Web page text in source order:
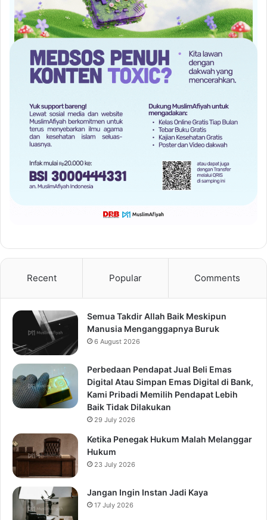
Recent Popular Comments
Semua Takdir Allah Baik Meskipun
Manusia Menganggapnya Buruk
6 August 2026
Perbedaan Pendapat Jual Beli Emas
Digital Atau Simpan Emas Digital di Bank,
Kami Pribadi Memilih Pendapat Lebih
Baik Tidak Dilakukan
29 July 2026
Ketika Penegak Hukum Malah Melanggar
Hukum
23 July 2026
Jangan Ingin Instan Jadi Kaya
17 July 2026